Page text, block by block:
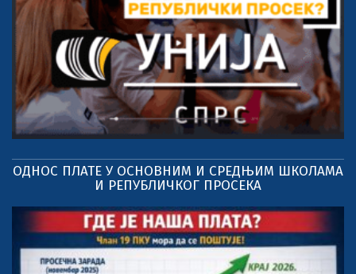
ОДНОС ПЛАТЕ У ОСНОВНИМ И СРЕДЊИМ ШКОЛАМА
И РЕПУБЛИЧКОГ ПРОСЕКА